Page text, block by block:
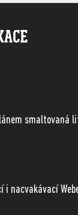
nacvakávací